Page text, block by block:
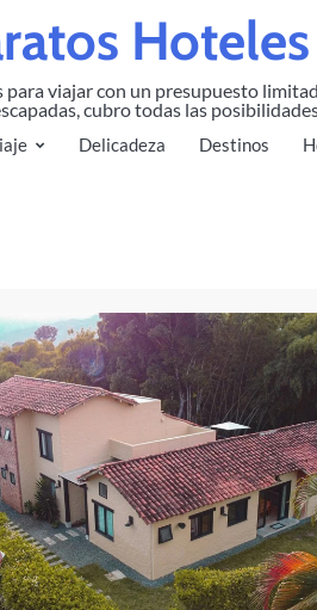
Hoteles
para viajar con un presupuesto
cubro todas las
Delicadeza Destinos